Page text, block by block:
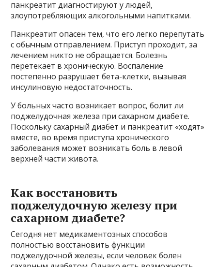
панкреатит диагностируют у людей,
злоупотребляющих алкогольными напитками.
Панкреатит опасен тем, что его легко перепутать
с обычным отправлением. Приступ проходит, за
лечением никто не обращается. Болезнь
перетекает в хроническую. Воспаление
постепенно разрушает бета-клетки, вызывая
инсулиновую недостаточность.
У больных часто возникает вопрос, болит ли
поджелудочная железа при сахарном диабете.
Поскольку сахарный диабет и панкреатит «ходят»
вместе, во время приступа хронического
заболевания может возникать боль в левой
верхней части живота.
Как восстановить
поджелудочную железу при
сахарном диабете?
Сегодня нет медикаментозных способов
полностью восстановить функции
поджелудочной железы, если человек болен